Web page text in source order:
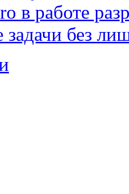
в работе
задачи без